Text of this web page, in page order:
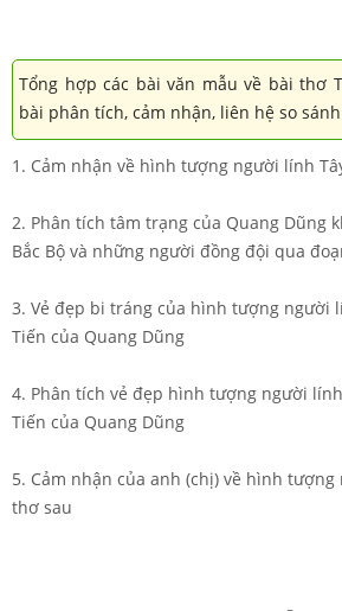
Tổng hợp các bài văn mẫu về bài thơ
bài phân tích, cảm nhận, liên hệ so
1. Cảm nhận về hình tượng người lính
2. Phân tích tâm trạng của Quang Dũng
Bắc Bộ và những người đồng đội qua
3. Vẻ đẹp bi tráng của hình tượng người
Tiến của Quang Dũng
4. Phân tích vẻ đẹp hình tượng người
Tiến của Quang Dũng
5. Cảm nhận của anh (chị) về hình
thơ sau